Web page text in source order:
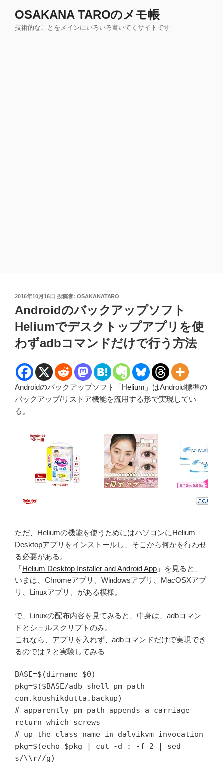
OSAKANA TAROのメモ帳
技術的なことをメインにいろいろ書いてくサイトです
投
稿
日:
2016年10月16日 投稿者: OSAKANATARO
Androidのバックアップソフト
Heliumでデスクトップアプリを使
わずadbコマンドだけで行う方法
Androidのバックアップソフト「Helium 」はAndroid標準の
バックアップ/リストア機能を流用する形で実現してい
る。
ただ、Heliumの機能を使うためにはパソコンにHelium
Desktopアプリをインストールし、そこから何かを行わせ
る必要がある。
「Helium Desktop Installer and Android App 」を見ると、
いまは、Chromeアプリ、Windowsアプリ、MacOSXアプ
リ、Linuxアプリ、がある模様。
で、Linuxの配布内容を見てみると、中身は、adbコマン
ドとシェルスクリプトのみ。
これなら、アプリを入れず、adbコマンドだけで実現でき
るのでは？と実験してみる
BASE=$(dirname $0)
pkg=$($BASE/adb shell pm path
com.koushikdutta.backup)
# apparently pm path appends a carriage
return which screws
# up the class name in dalvikvm invocation
pkg=$(echo $pkg | cut -d : -f 2 | sed
s/\\r//g)